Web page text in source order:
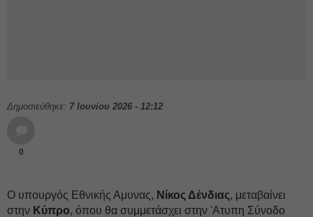
Δημοσιεύθηκε: 7 Ιουνίου 2026 - 12:12
0
Ο υπουργός Εθνικής Αμυνας, Νίκος Δένδιας, μεταβαίνει
στην Κύπρο, όπου θα συμμετάσχει στην 'Ατυπη Σύνοδο